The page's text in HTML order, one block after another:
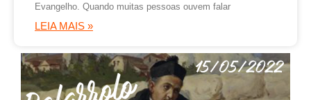
Evangelho. Quando muitas pessoas ouvem falar
LEIA MAIS »